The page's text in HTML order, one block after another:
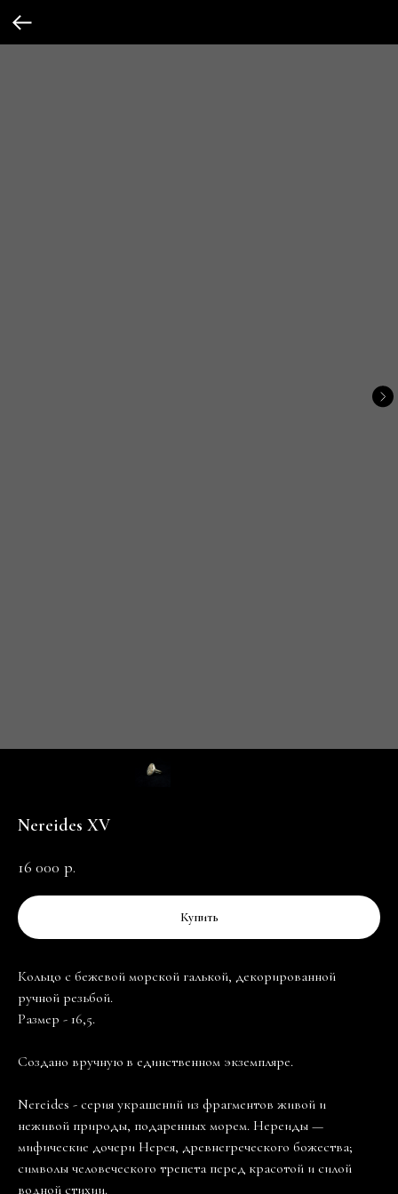
Nereides XV
16 000 р.
Купить
Кольцо с бежевой морской галькой, декорированной
ручной резьбой.
Размер - 16,5.
Создано вручную в единственном экземпляре.
Nereides - серия украшений из фрагментов живой и
неживой природы, подаренных морем. Нереиды —
мифические дочери Нерея, древнегреческого божества;
символы человеческого трепета перед красотой и силой
водной стихии.